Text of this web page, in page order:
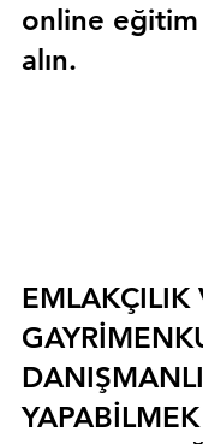
online
alın.
EMLAKÇILIK